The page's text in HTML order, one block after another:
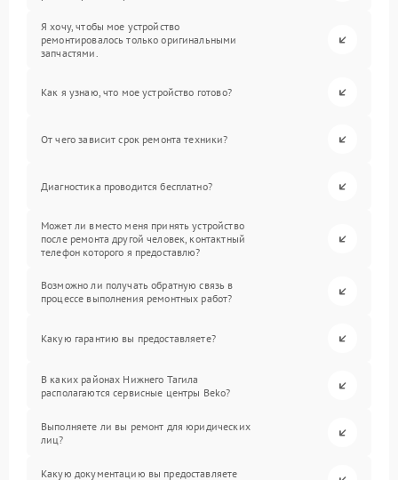
Я хочу, чтобы мое устройство
ремонтировалось только оригинальными
запчастями.
Как я узнаю, что мое устройство готово?
От чего зависит срок ремонта техники?
Диагностика проводится бесплатно?
Может ли вместо меня принять устройство
после ремонта другой человек, контактный
телефон которого я предоставлю?
Возможно ли получать обратную связь в
процессе выполнения ремонтных работ?
Какую гарантию вы предоставляете?
В каких районах Нижнего Тагила
располагаются сервисные центры Beko?
Выполняете ли вы ремонт для юридических
лиц?
Какую документацию вы предоставляете